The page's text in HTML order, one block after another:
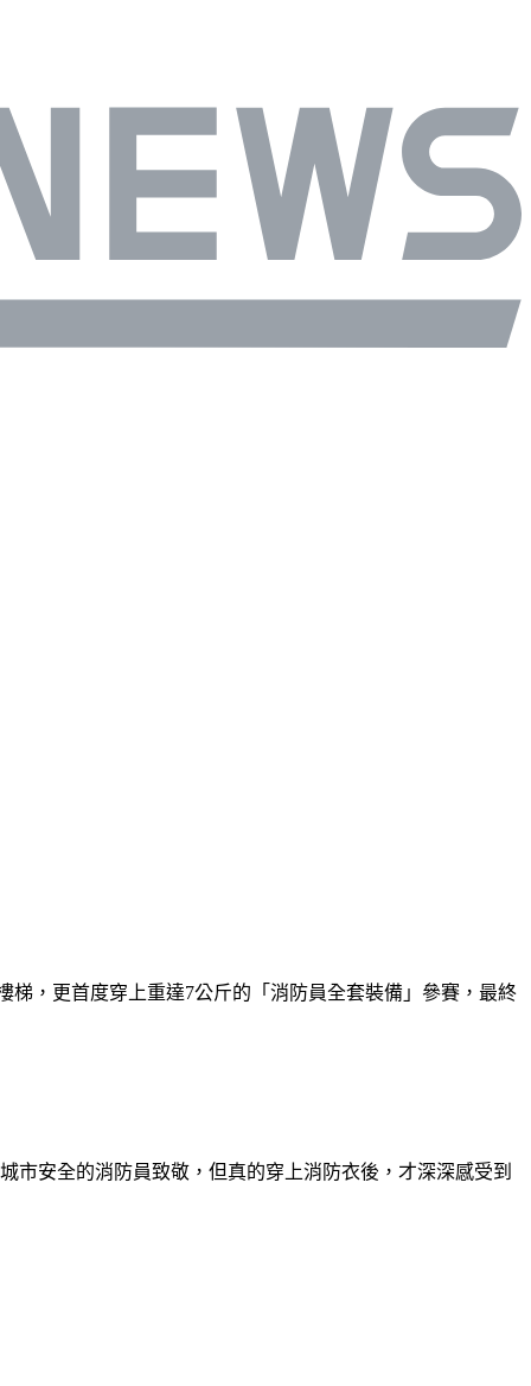
梯，更首度穿上重達7公斤的「消防員全套裝備」參賽，最終
市安全的消防員致敬，但真的穿上消防衣後，才深深感受到